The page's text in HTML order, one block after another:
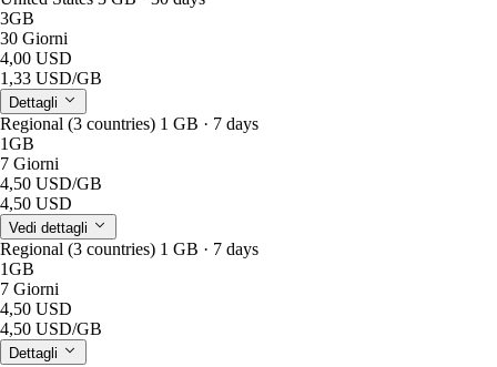
3GB
30 Giorni
4,00 USD
1,33 USD/GB
Dettagli
Regional (3 countries) 1 GB · 7 days
1GB
7 Giorni
4,50 USD/GB
4,50 USD
Vedi dettagli
Regional (3 countries) 1 GB · 7 days
1GB
7 Giorni
4,50 USD
4,50 USD/GB
Dettagli